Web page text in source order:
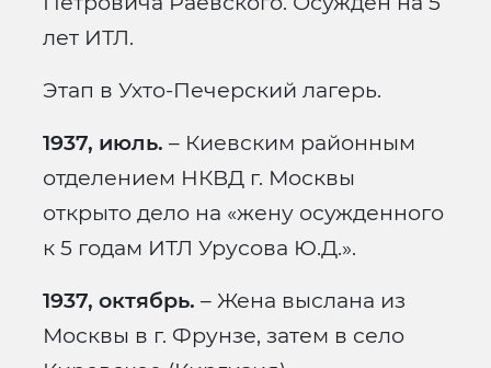
лет ИТЛ.
Этап в Ухто-Печерский лагерь.
1937, июль. – Киевским районным
отделением НКВД г. Москвы
открыто дело на «жену осужденного
к 5 годам ИТЛ Урусова Ю.Д.».
1937, октябрь. – Жена выслана из
Москвы в г. Фрунзе, затем в село